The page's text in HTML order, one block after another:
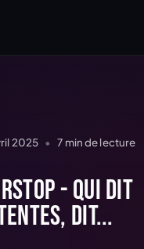
2025 • 7 min de lecture
- Qui dit
dit...